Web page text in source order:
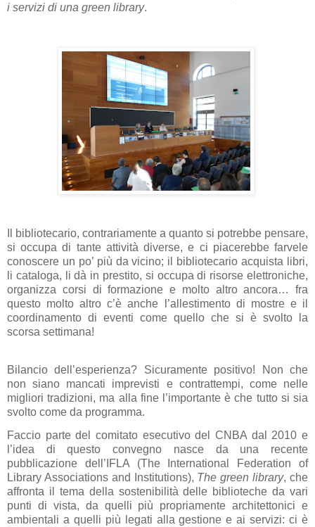
i servizi di una green library.
Il bibliotecario, contrariamente a quanto si potrebbe pensare,
si occupa di tante attività diverse, e ci piacerebbe farvele
conoscere un po’ più da vicino; il bibliotecario acquista libri,
li cataloga, li dà in prestito, si occupa di risorse elettroniche,
organizza corsi di formazione e molto altro ancora… fra
questo molto altro c’è anche l’allestimento di mostre e il
coordinamento di eventi come quello che si è svolto la
scorsa settimana!
Bilancio dell’esperienza? Sicuramente positivo! Non che
non siano mancati imprevisti e contrattempi, come nelle
migliori tradizioni, ma alla fine l’importante è che tutto si sia
svolto come da programma.
Faccio parte del comitato esecutivo del CNBA dal 2010 e
l’idea di questo convegno nasce da una recente
pubblicazione dell’IFLA (The International Federation of
Library Associations and Institutions), The green library, che
affronta il tema della sostenibilità delle biblioteche da vari
punti di vista, da quelli più propriamente architettonici e
ambientali a quelli più legati alla gestione e ai servizi: ci è